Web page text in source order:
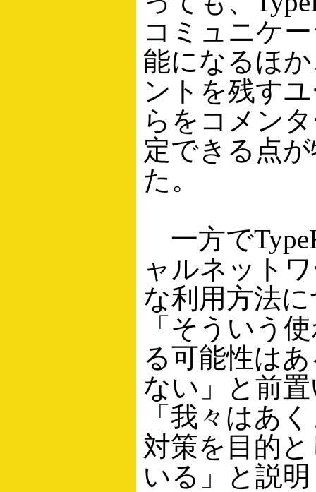
コミュニケ
能になるほ
ントを残す
らをコメン
定できる点
た。
一方で
ャルネット
な利用方法
「そういう
る可能性は
ない」と前
「我々はあ
対策を目的
いる」と説